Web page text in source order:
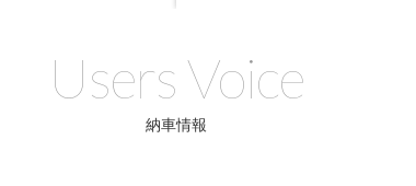
Users Voice
納車情報